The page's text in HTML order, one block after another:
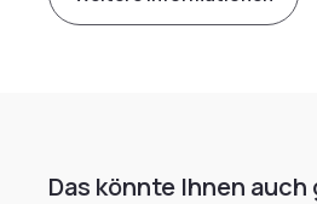
Das könnte Ihnen